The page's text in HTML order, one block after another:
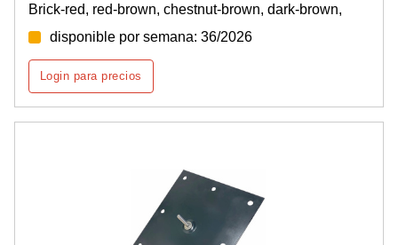
Brick-red, red-brown, chestnut-brown, dark-brown,
disponible por semana: 36/2026
Login para precios